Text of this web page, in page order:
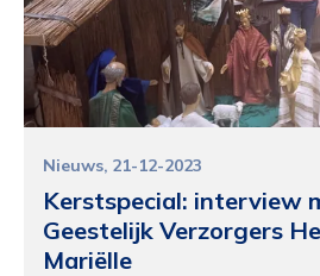
Kerstspecial: interview
Geestelijk Verzorgers
Mariëlle
Nieuws 21-12-2023